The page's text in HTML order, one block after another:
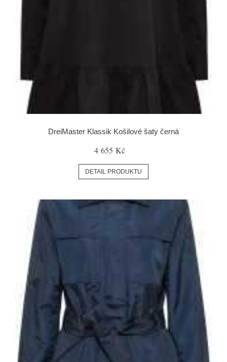
DreiMaster Klassik Košilové šaty černá
4 655 Kč
DETAIL PRODUKTU